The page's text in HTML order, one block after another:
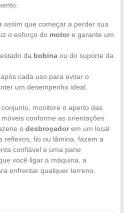
assim que começar a perder sua
o esforço do motore garante um
da bobinaou do suporte da
cada uso para evitar o
um desempenho ideal.
monitore o aperto das
conforme as orientações
o desbroçadorem um local
reflexos, fio ou lâmina, fazem a
confiável e uma pane
você ligar a máquina, a
enfrentar qualquer terreno.